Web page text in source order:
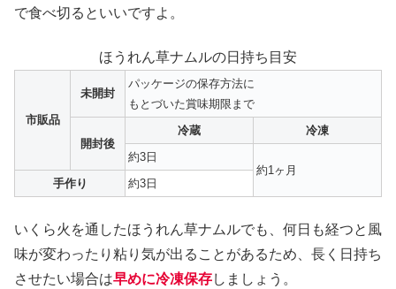
で食べ切るといいですよ。
ほうれん草ナムルの日持ち目安
市販品
未開封
パッケージの保存方法に
もとづいた賞味期限まで
開封後
冷蔵
冷凍
約3日
約1ヶ月
手作り
約3日
いくら火を通したほうれん草ナムルでも、何日も経つと風
味が変わったり粘り気が出ることがあるため、長く日持ち
させたい場合は早めに冷凍保存しましょう。